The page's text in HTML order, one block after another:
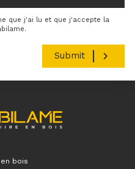
que j'ai lu et que j'accepte la
bois